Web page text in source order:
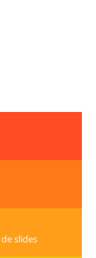
slides